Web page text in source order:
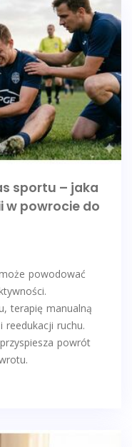
sportu – jaka
w powrocie do
powodować
terapię manualną
ruchu.
przyspiesza powrót